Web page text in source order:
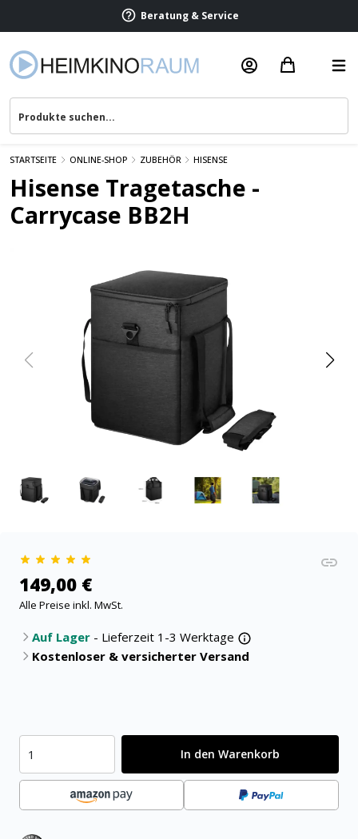
Beratung & Service
STARTSEITE ONLINE-SHOP ZUBEHÖR HISENSE
Hisense Tragetasche -
Carrycase BB2H
149,00 €
Alle Preise inkl. MwSt.
Auf Lager - Lieferzeit 1-3 Werktage
Kostenloser & versicherter Versand
In den Warenkorb